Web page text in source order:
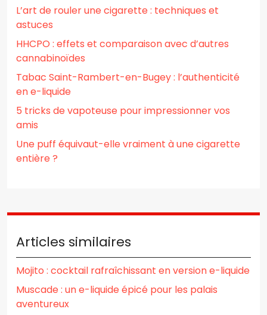
L’art de rouler une cigarette : techniques et
astuces
HHCPO : effets et comparaison avec d’autres
cannabinoïdes
Tabac Saint-Rambert-en-Bugey : l’authenticité
en e-liquide
5 tricks de vapoteuse pour impressionner vos
amis
Une puff équivaut-elle vraiment à une cigarette
entière ?
Articles similaires
Mojito : cocktail rafraîchissant en version e-liquide
Muscade : un e-liquide épicé pour les palais
aventureux